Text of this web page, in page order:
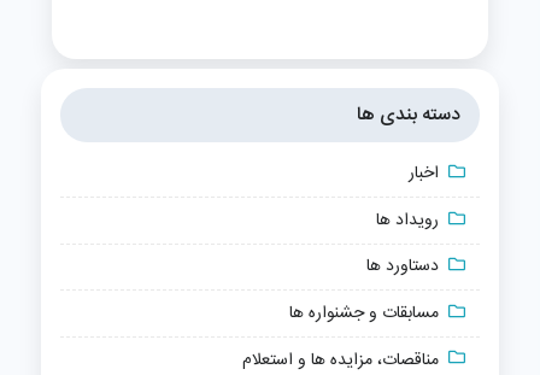
دسته بندی ها
اخبار
رویداد ها
دستاورد ها
مسابقات و جشنواره ها
مناقصات، مزایده ها و استعلام